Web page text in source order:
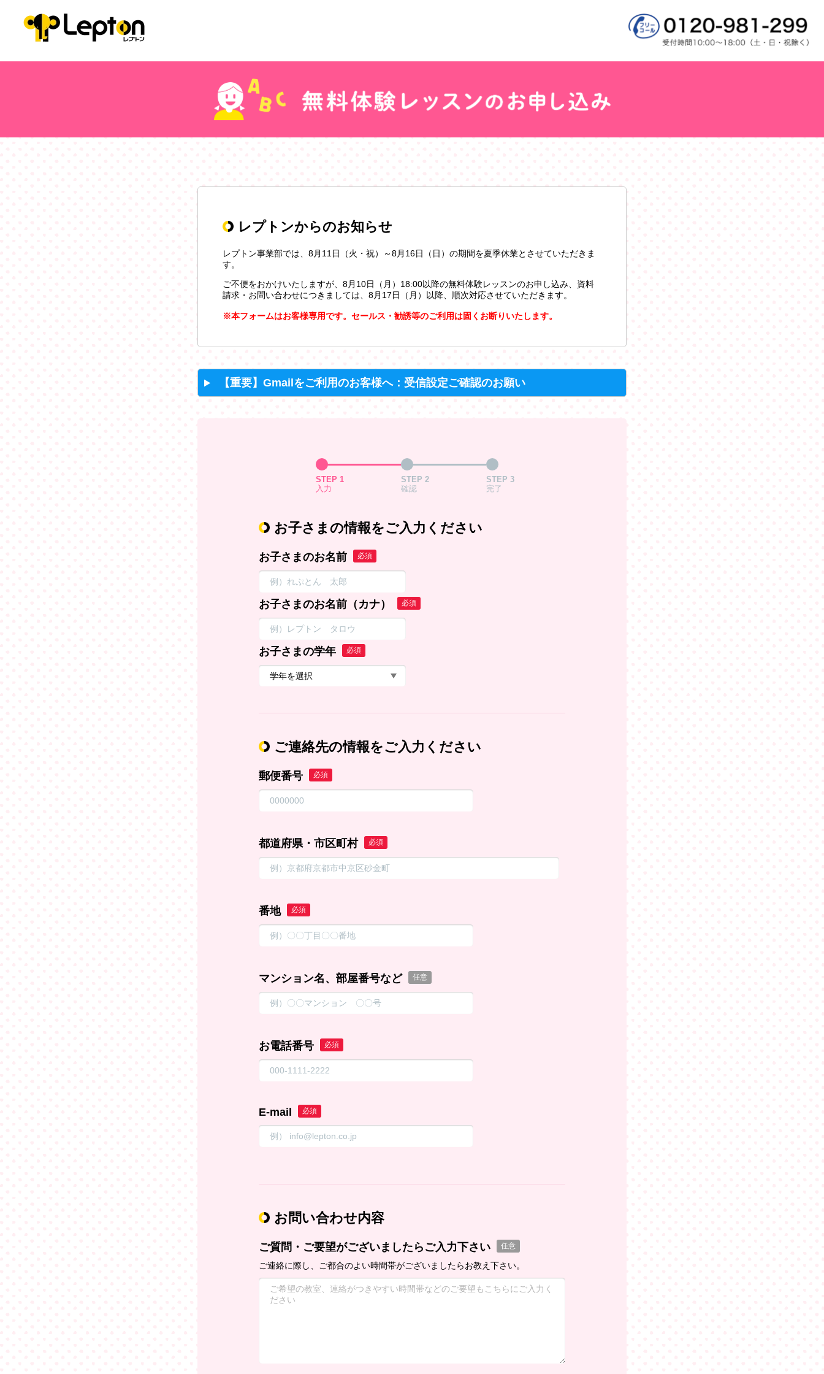
レプトンからのお知らせ
レプトン事業部では、8月11日（火・祝）～8月16日（日）の期間を夏季休業とさせていただきま
す。
ご不便をおかけいたしますが、8月10日（月）18:00以降の無料体験レッスンのお申し込み、資料
請求・お問い合わせにつきましては、8月17日（月）以降、順次対応させていただきます。
※本フォームはお客様専用です。セールス・勧誘等のご利用は固くお断りいたします。
【重要】Gmailをご利用のお客様へ：受信設定ご確認のお願い
STEP 1
入力
STEP 2
確認
STEP 3
完了
お子さまの情報をご入力ください
お子さまのお名前 必須
お子さまのお名前（カナ） 必須
お子さまの学年 必須
ご連絡先の情報をご入力ください
郵便番号 必須
都道府県・市区町村 必須
番地 必須
マンション名、部屋番号など 任意
お電話番号 必須
E-mail 必須
お問い合わせ内容
ご質問・ご要望がございましたらご入力下さい 任意
ご連絡に際し、ご都合のよい時間帯がございましたらお教え下さい。